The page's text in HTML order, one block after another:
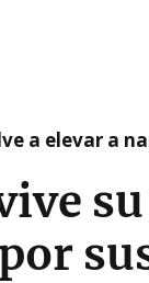
a elevar a